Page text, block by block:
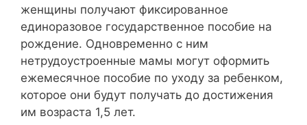
женщины получают фиксированное
единоразовое государственное пособие на
рождение. Одновременно с ним
нетрудоустроенные мамы могут оформить
ежемесячное пособие по уходу за ребенком,
которое они будут получать до достижения
им возраста 1,5 лет.